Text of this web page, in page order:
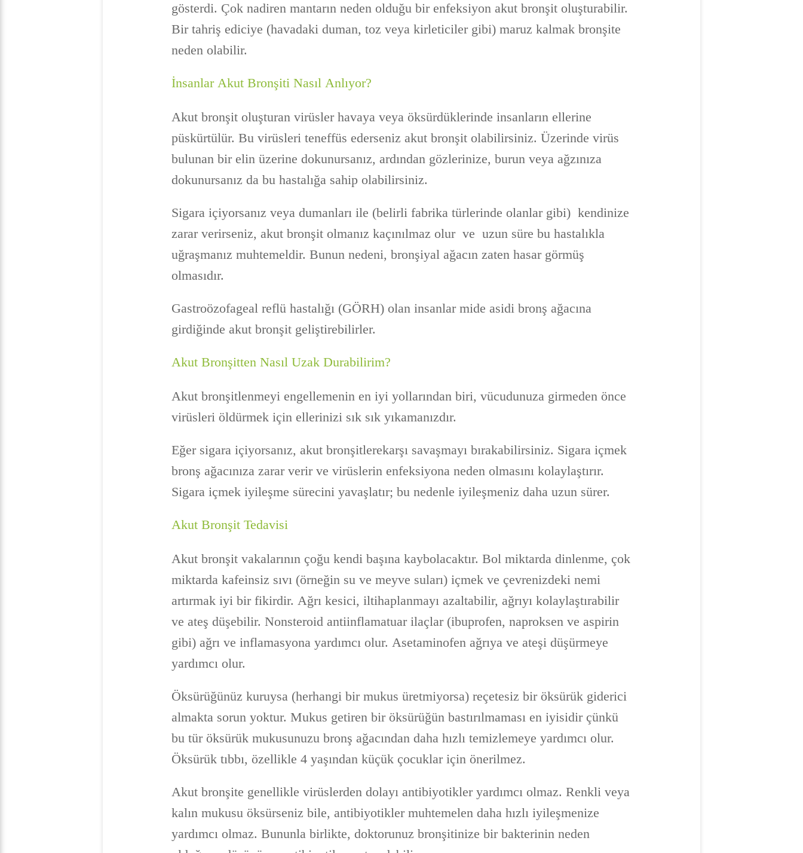
gösterdi. Çok nadiren mantarın neden olduğu bir enfeksiyon akut bronşit oluşturabilir.
Bir tahriş ediciye (havadaki duman, toz veya kirleticiler gibi) maruz kalmak bronşite
neden olabilir.
İnsanlar Akut Bronşiti Nasıl Anlıyor?
Akut bronşit oluşturan virüsler havaya veya öksürdüklerinde insanların ellerine
püskürtülür. Bu virüsleri teneffüs ederseniz akut bronşit olabilirsiniz. Üzerinde virüs
bulunan bir elin üzerine dokunursanız, ardından gözlerinize, burun veya ağzınıza
dokunursanız da bu hastalığa sahip olabilirsiniz.
Sigara içiyorsanız veya dumanları ile (belirli fabrika türlerinde olanlar gibi) kendinize
zarar verirseniz, akut bronşit olmanız kaçınılmaz olur ve uzun süre bu hastalıkla
uğraşmanız muhtemeldir. Bunun nedeni, bronşiyal ağacın zaten hasar görmüş
olmasıdır.
Gastroözofageal reflü hastalığı (GÖRH) olan insanlar mide asidi bronş ağacına
girdiğinde akut bronşit geliştirebilirler.
Akut Bronşitten Nasıl Uzak Durabilirim?
Akut bronşitlenmeyi engellemenin en iyi yollarından biri, vücudunuza girmeden önce
virüsleri öldürmek için ellerinizi sık sık yıkamanızdır.
Eğer sigara içiyorsanız, akut bronşitlerekarşı savaşmayı bırakabilirsiniz. Sigara içmek
bronş ağacınıza zarar verir ve virüslerin enfeksiyona neden olmasını kolaylaştırır.
Sigara içmek iyileşme sürecini yavaşlatır; bu nedenle iyileşmeniz daha uzun sürer.
Akut Bronşit Tedavisi
Akut bronşit vakalarının çoğu kendi başına kaybolacaktır. Bol miktarda dinlenme, çok
miktarda kafeinsiz sıvı (örneğin su ve meyve suları) içmek ve çevrenizdeki nemi
artırmak iyi bir fikirdir. Ağrı kesici, iltihaplanmayı azaltabilir, ağrıyı kolaylaştırabilir
ve ateş düşebilir. Nonsteroid antiinflamatuar ilaçlar (ibuprofen, naproksen ve aspirin
gibi) ağrı ve inflamasyona yardımcı olur. Asetaminofen ağrıya ve ateşi düşürmeye
yardımcı olur.
Öksürüğünüz kuruysa (herhangi bir mukus üretmiyorsa) reçetesiz bir öksürük giderici
almakta sorun yoktur. Mukus getiren bir öksürüğün bastırılmaması en iyisidir çünkü
bu tür öksürük mukusunuzu bronş ağacından daha hızlı temizlemeye yardımcı olur.
Öksürük tıbbı, özellikle 4 yaşından küçük çocuklar için önerilmez.
Akut bronşite genellikle virüslerden dolayı antibiyotikler yardımcı olmaz. Renkli veya
kalın mukusu öksürseniz bile, antibiyotikler muhtemelen daha hızlı iyileşmenize
yardımcı olmaz. Bununla birlikte, doktorunuz bronşitinize bir bakterinin neden